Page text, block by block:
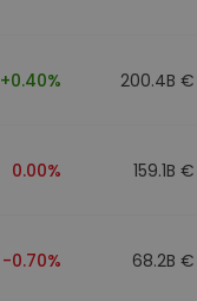
+0.40% 200.4B €
0.00% 159.1B €
-0.70% 68.2B €